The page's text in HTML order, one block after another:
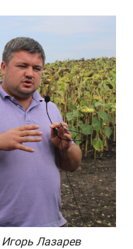
Игорь Лазарев